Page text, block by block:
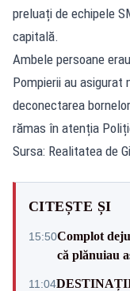
preluați de echipele
capitală.
Ambele persoane
Pompierii au asigurat
deconectarea
rămas în atenția
Sursa: Realitatea de
CITEȘTE ȘI
15:50Complot
că plănuiau
11:04